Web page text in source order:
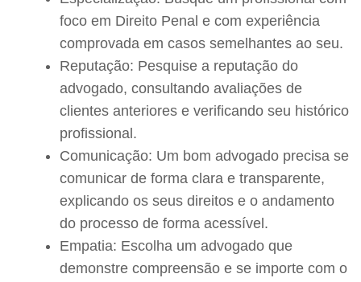
foco em Direito Penal e com experiência
comprovada em casos semelhantes ao seu.
Reputação: Pesquise a reputação do
advogado, consultando avaliações de
clientes anteriores e verificando seu histórico
profissional.
Comunicação: Um bom advogado precisa se
comunicar de forma clara e transparente,
explicando os seus direitos e o andamento
do processo de forma acessível.
Empatia: Escolha um advogado que
demonstre compreensão e se importe com o